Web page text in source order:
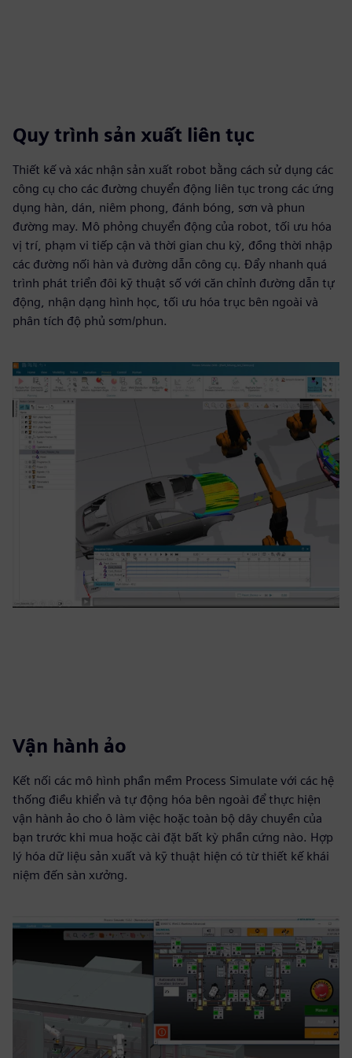
Quy trình sản xuất liên tục
Thiết kế và xác nhận sản xuất robot bằng cách sử dụng các
công cụ cho các đường chuyển động liên tục trong các ứng
dụng hàn, dán, niêm phong, đánh bóng, sơn và phun
đường may. Mô phỏng chuyển động của robot, tối ưu hóa
vị trí, phạm vi tiếp cận và thời gian chu kỳ, đồng thời nhập
các đường nối hàn và đường dẫn công cụ. Đẩy nhanh quá
trình phát triển đôi kỹ thuật số với căn chỉnh đường dẫn tự
động, nhận dạng hình học, tối ưu hóa trục bên ngoài và
phân tích độ phủ sơm/phun.
Vận hành ảo
Kết nối các mô hình phần mềm Process Simulate với các hệ
thống điều khiển và tự động hóa bên ngoài để thực hiện
vận hành ảo cho ô làm việc hoặc toàn bộ dây chuyền của
bạn trước khi mua hoặc cài đặt bất kỳ phần cứng nào. Hợp
lý hóa dữ liệu sản xuất và kỹ thuật hiện có từ thiết kế khái
niệm đến sàn xưởng.